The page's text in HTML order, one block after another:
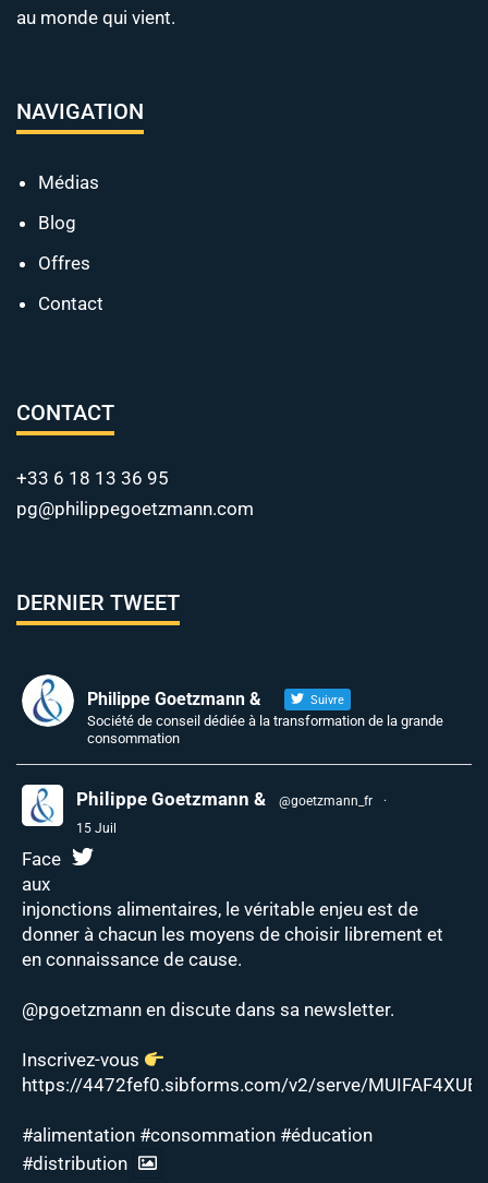
au monde qui vient.
NAVIGATION
Médias
Blog
Offres
Contact
CONTACT
+33 6 18 13 36 95
pg@philippegoetzmann.com
DERNIER TWEET
Philippe Goetzmann & Suivre
Société de conseil dédiée à la transformation de la grande
consommation
Philippe Goetzmann & @goetzmann_fr
·
15 Juil
Face
aux
injonctions alimentaires, le véritable enjeu est de
donner à chacun les moyens de choisir librement et
en connaissance de cause.
@pgoetzmann en discute dans sa newsletter.
Inscrivez-vous
https://4472fef0.sibforms.com/v2/serve/
#alimentation #consommation #éducation
#distribution